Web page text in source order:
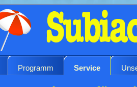
Programm Service